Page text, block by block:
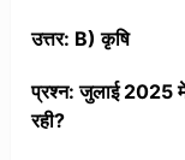
उत्तर: B) कृषि
प्रश्न: जुलाई 2025 में
रही?